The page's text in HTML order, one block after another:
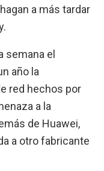
a más tardar
semana el
año la
red hechos por
a la
de Huawei,
a otro fabricante